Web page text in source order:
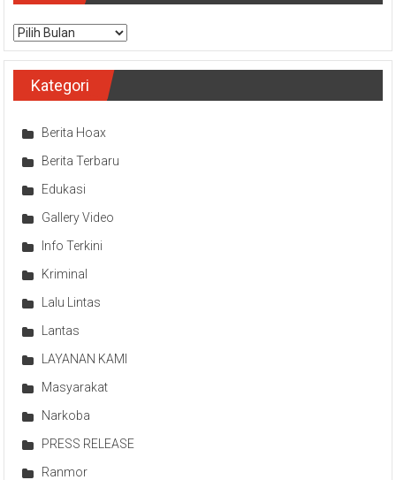
Arsip
Kategori
Berita Hoax
Berita Terbaru
Edukasi
Gallery Video
Info Terkini
Kriminal
Lalu Lintas
Lantas
LAYANAN KAMI
Masyarakat
Narkoba
PRESS RELEASE
Ranmor